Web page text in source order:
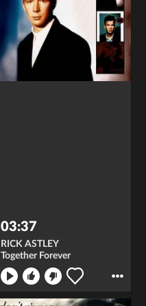
03:37
RICK ASTLEY
Together Forever